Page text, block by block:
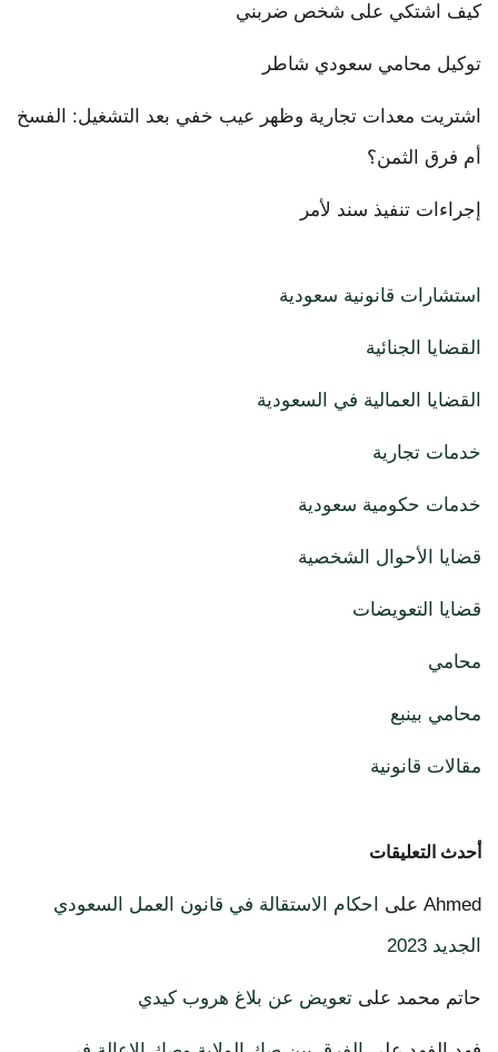
كيف اشتكي على شخص ضربني
توكيل محامي سعودي شاطر
اشتريت معدات تجارية وظهر عيب خفي بعد التشغيل: الفسخ
أم فرق الثمن؟
إجراءات تنفيذ سند لأمر
استشارات قانونية سعودية
القضايا الجنائية
القضايا العمالية في السعودية
خدمات تجارية
خدمات حكومية سعودية
قضايا الأحوال الشخصية
قضايا التعويضات
محامي
محامي بينبع
مقالات قانونية
أحدث التعليقات
Ahmed على
احكام الاستقالة في قانون العمل السعودي
الجديد 2023
حاتم محمد على تعويض عن بلاغ هروب كيدي